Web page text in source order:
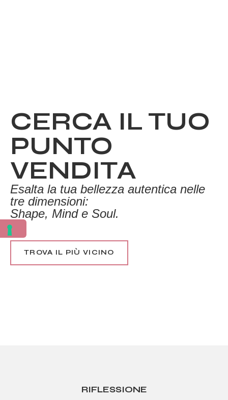
CERCA IL TUO
PUNTO
VENDITA
Esalta la tua bellezza autentica nelle
tre dimensioni:
Shape, Mind e Soul.
TROVA IL PIÙ VICINO
RIFLESSIONE